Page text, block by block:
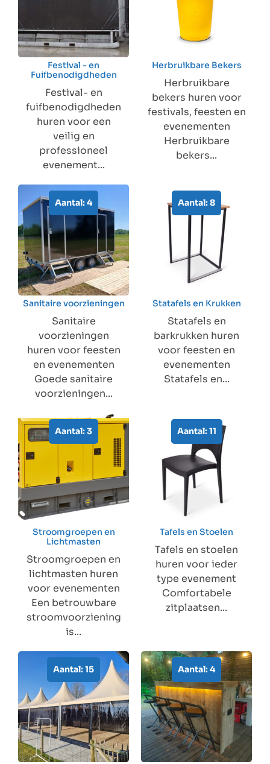
Festival - en
Fuifbenodigdheden
Festival- en
fuifbenodigdheden
huren voor een
veilig en
professioneel
evenement...
Herbruikbare Bekers
Herbruikbare
bekers huren voor
festivals, feesten en
evenementen
Herbruikbare
bekers...
Aantal: 4
Sanitaire voorzieningen
Sanitaire
voorzieningen
huren voor feesten
en evenementen
Goede sanitaire
voorzieningen...
Aantal: 8
Statafels en Krukken
Statafels en
barkrukken huren
voor feesten en
evenementen
Statafels en...
Aantal: 3
Stroomgroepen en
Lichtmasten
Stroomgroepen en
lichtmasten huren
voor evenementen
Een betrouwbare
stroomvoorziening
is...
Aantal: 11
Tafels en Stoelen
Tafels en stoelen
huren voor ieder
type evenement
Comfortabele
zitplaatsen...
Aantal: 15 Aantal: 4